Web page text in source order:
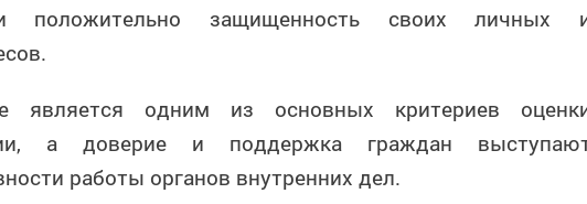
положительно защищенность своих личных
является одним из основных критериев
а доверие и поддержка граждан
работы органов внутренних дел.